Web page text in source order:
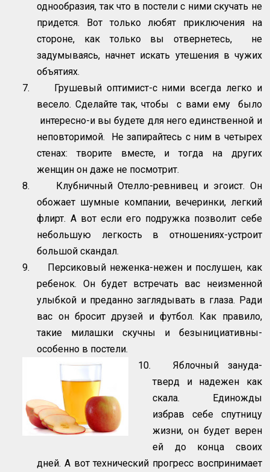
однообразия, так что в постели с ними скучать не
придется. Вот только любят приключения на
стороне, как только вы отвернетесь, не
задумываясь, начнет искать утешения в чужих
объятиях.
7.
Грушевый оптимист-с ними всегда легко и
весело. Сделайте так, чтобы с вами ему было
интересно-и вы будете для него единственной и
неповторимой. Не запирайтесь с ним в четырех
стенах: творите вместе, и тогда на других
женщин он даже не посмотрит.
8.
Клубничный Отелло-ревнивец и эгоист. Он
обожает шумные компании, вечеринки, легкий
флирт. А вот если его подружка позволит себе
небольшую легкость в отношениях-устроит
большой скандал.
9.
Персиковый неженка-нежен и послушен, как
ребенок. Он будет встречать вас неизменной
улыбкой и преданно заглядывать в глаза. Ради
вас он бросит друзей и футбол. Как правило,
такие милашки скучны и безынициативны-
особенно в постели.
10.
Яблочный зануда-
тверд и надежен как
скала. Единожды
избрав себе спутницу
жизни, он будет верен
ей до конца своих
дней. А вот технический прогресс воспринимает